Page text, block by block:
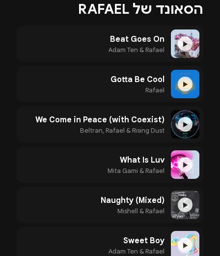
הסאונד של RAFAEL
▶
Beat Goes On
Adam Ten & Rafael
▶
Gotta Be Cool
Rafael
▶
We Come in Peace (with Coexist)
Beltran, Rafael & Rising Dust
▶
What Is Luv
Mita Gami & Rafael
▶
Naughty (Mixed)
Mishell & Rafael
▶
Sweet Boy
Adam Ten & Rafael